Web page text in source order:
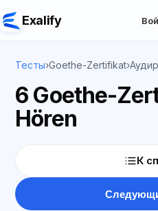
Exalify
Тесты›Goethe-Zertifikat›
6 Goethe-
Hören
К